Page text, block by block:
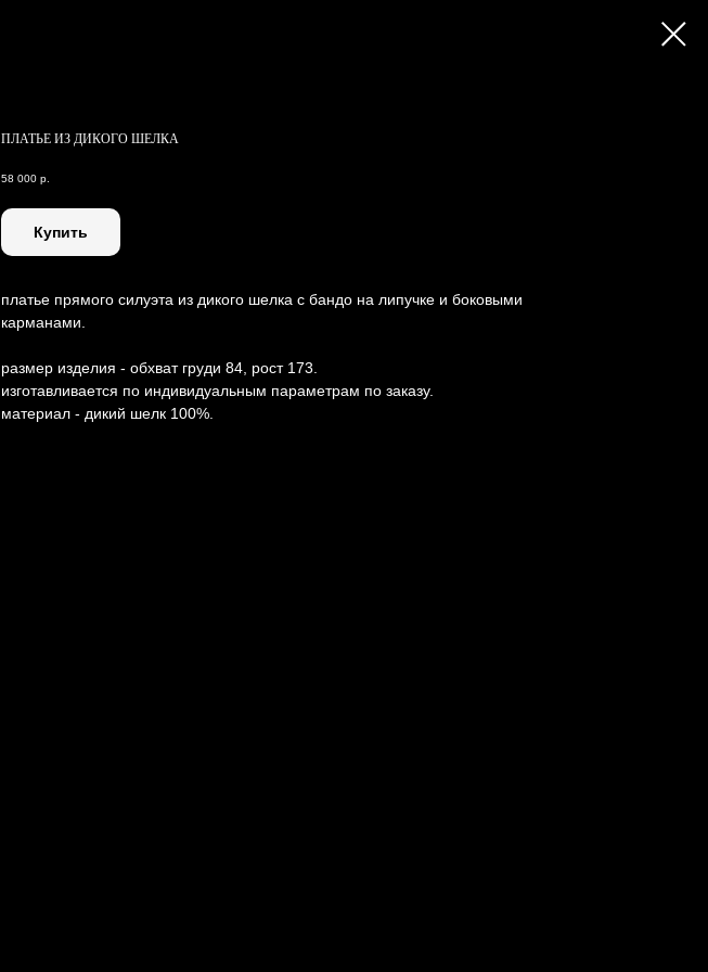
ПЛАТЬЕ ИЗ ДИКОГО ШЕЛКА
58 000 р.
Купить
платье прямого силуэта из дикого шелка с бандо на липучке и боковыми
карманами.
размер изделия - обхват груди 84, рост 173.
изготавливается по индивидуальным параметрам по заказу.
материал - дикий шелк 100%.